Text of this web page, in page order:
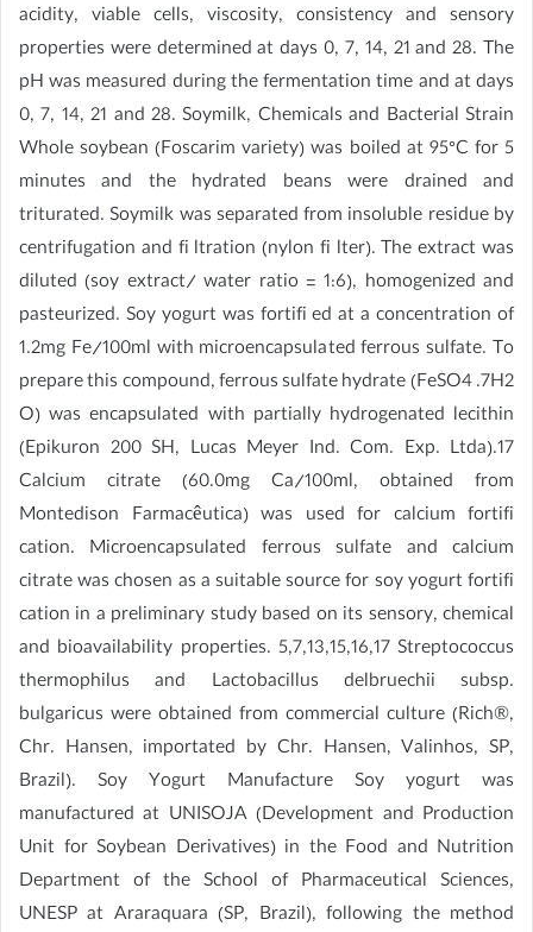
acidity, viable cells, viscosity, consistency and sensory
properties were determined at days 0, 7, 14, 21 and 28. The
pH was measured during the fermentation time and at days
0, 7, 14, 21 and 28. Soymilk, Chemicals and Bacterial Strain
Whole soybean (Foscarim variety) was boiled at 95°C for 5
minutes and the hydrated beans were drained and
triturated. Soymilk was separated from insoluble residue by
centrifugation and fi ltration (nylon fi lter). The extract was
diluted (soy extract/ water ratio = 1:6), homogenized and
pasteurized. Soy yogurt was fortifi ed at a concentration of
1.2mg Fe/100ml with microencapsulated ferrous sulfate. To
prepare this compound, ferrous sulfate hydrate (FeSO4 .7H2
O) was encapsulated with partially hydrogenated lecithin
(Epikuron 200 SH, Lucas Meyer Ind. Com. Exp. Ltda).17
Calcium citrate (60.0mg Ca/100ml, obtained from
Montedison Farmacêutica) was used for calcium fortifi
cation. Microencapsulated ferrous sulfate and calcium
citrate was chosen as a suitable source for soy yogurt fortifi
cation in a preliminary study based on its sensory, chemical
and bioavailability properties. 5,7,13,15,16,17 Streptococcus
thermophilus and Lactobacillus delbruechii subsp.
bulgaricus were obtained from commercial culture (Rich®,
Chr. Hansen, importated by Chr. Hansen, Valinhos, SP,
Brazil). Soy Yogurt Manufacture Soy yogurt was
manufactured at UNISOJA (Development and Production
Unit for Soybean Derivatives) in the Food and Nutrition
Department of the School of Pharmaceutical Sciences,
UNESP at Araraquara (SP, Brazil), following the method